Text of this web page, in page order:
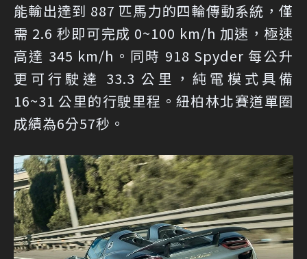
能輸出達到 887 匹馬力的四輪傳動系統，僅
需 2.6 秒即可完成 0~100 km/h 加速，極速
高達 345 km/h。同時 918 Spyder 每公升
更可行駛達 33.3 公里，純電模式具備
16~31 公里的行駛里程。紐柏林北賽道單圈
成績為6分57秒。